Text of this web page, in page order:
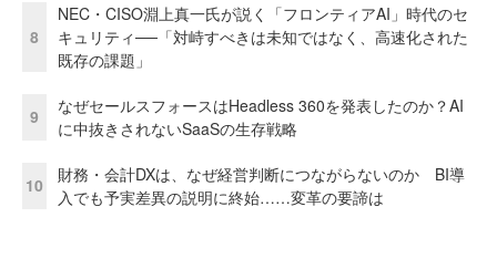
8
NEC・CISO淵上真一氏が説く「フロンティアAI」時代のセ
キュリティ──「対峙すべきは未知ではなく、高速化された
既存の課題」
9
なぜセールスフォースはHeadless 360を発表したのか？AI
に中抜きされないSaaSの生存戦略
10
財務・会計DXは、なぜ経営判断につながらないのか BI導
入でも予実差異の説明に終始……変革の要諦は